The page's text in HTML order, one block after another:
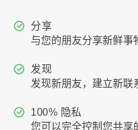
分享
与您的朋友分享新鲜事
发现
发现新朋友，建立新联
100% 隐私
您可以完全控制您共享